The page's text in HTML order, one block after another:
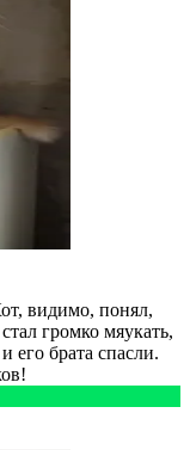
видимо, понял,
громко мяукать,
его брата спасли.